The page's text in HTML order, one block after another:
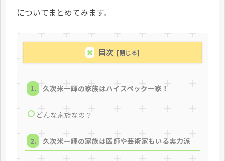
についてまとめてみます。
目次
久次米一輝の家族はハイスペック一家！
どんな家族なの？
久次米一輝の家族は医師や芸術家もいる実力派